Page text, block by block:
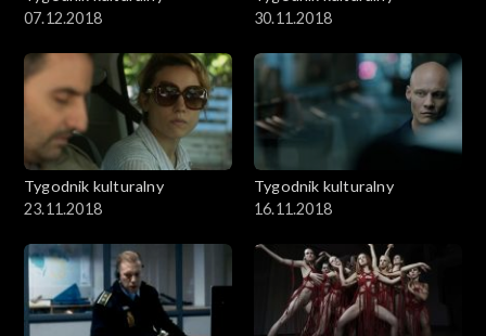
07.12.2018
30.11.2018
Tygodnik kulturalny
23.11.2018
Tygodnik kulturalny
16.11.2018